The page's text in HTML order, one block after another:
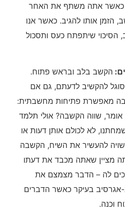
כאשר אתה משתף את האחר
הזמן אותו להגיב. כאשר אנו
הסיכוי שיתפתח כעס ותסכול
הקשב בלב ובראש פתוח.
להקשיב לדעתם, גם אם
מאפשרת פתיחות מחשבתית:
שווה הקשבה? אולי תלמד
לא לכולם אותן דעות או
להעשיר את השיח, הקשבה
מציין שאתה מכבד את דעתו
לה – הדבר מצמצם את
אגרסיב בעיקר כאשר הדברים
וכנה.